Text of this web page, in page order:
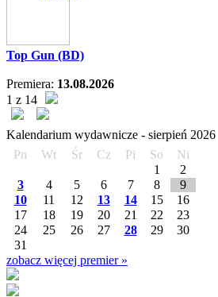
Top Gun (BD)
Premiera: 13.08.2026
1 z 14
Kalendarium wydawnicze - sierpień 2026
Pn
Wt Śr Cz Pi So
Ni
1
2
3
4 5 6 7 8
9
10
11 12 13 14 15
16
17
18 19 20 21 22
23
24
25 26 27 28 29
30
31
zobacz więcej premier »